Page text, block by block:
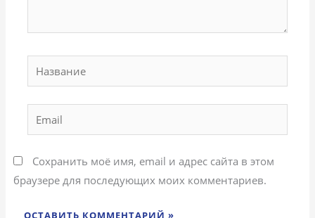
Название
Сохранить моё имя, email и адрес сайта в этом
браузере для последующих моих комментариев.